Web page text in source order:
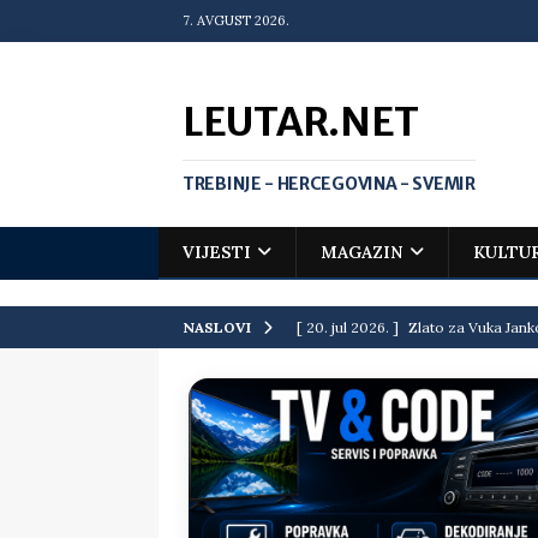
7. AVGUST 2026.
LEUTAR.NET
TREBINJE - HERCEGOVINA - SVEMIR
VIJESTI MAGAZIN
NASLOVI [ 20. jul 2026. ] Zlato za Vuka
[ 19. jul 2026. ] Da li i obraz ima
[ 16. jul 2026. ] Mile će da ti
[ 16. jul 2026. ] Krediti i dugovi
[ 15. jul 2026. ] Politički potres u